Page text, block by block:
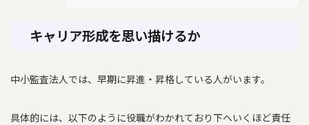
キャリア形成を思い描けるか
中小監査法人では、早期に昇進・昇格している人がいます。
具体的には、以下のように役職がわかれており下へいくほど責任